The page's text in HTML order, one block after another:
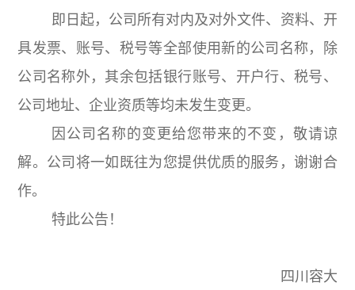
即日起，公司所有对内及对外文件、资料、开
具发票、账号、税号等全部使用新的公司名称，除
公司名称外，其余包括银行账号、开户行、税号、
公司地址、企业资质等均未发生变更。
因公司名称的变更给您带来的不变，敬请谅
解。公司将一如既往为您提供优质的服务，谢谢合
作。
特此公告！
四川容大